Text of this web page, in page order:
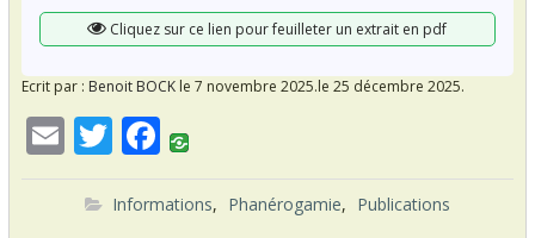
Cliquez sur ce lien pour feuilleter un extrait en pdf
Ecrit par : Benoit BOCK le 7 novembre 2025.le 25 décembre 2025.
E
ai
T
itt
F
e
Informations, Phanérogamie, Publications